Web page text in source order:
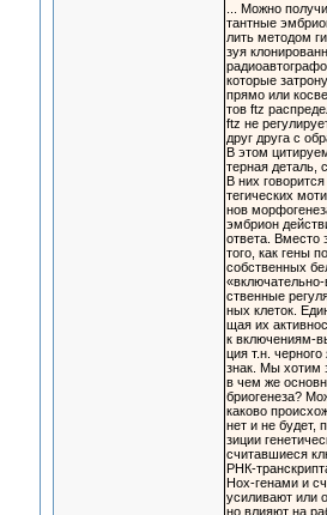
... Можно
тантные
лить методом
зуя
которые
прямо или
тов ftz
ftz не
друг друга с
В этом
терная деталь,
В них
тегических
нов
эмбрион
ответа. Вместо
того, как гены
собственных
ственные
ных клеток.
щая их
к включениям-
ция т.н.
знак. Мы хотим
в чем же
бриогенеза?
каково
нет и не будет,
зиции
считавшиеся
РНК-
Hox-генами и
усиливают или
но влияют на